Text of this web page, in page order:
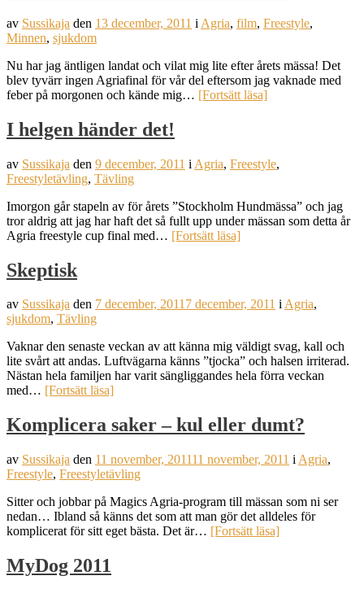
av Sussikaja den 13 december, 2011 i Agria, film, Freestyle,
Minnen, sjukdom
Nu har jag äntligen landat och vilat mig lite efter årets mässa! Det
blev tyvärr ingen Agriafinal för vår del eftersom jag vaknade med
feber på morgonen och kände mig… [Fortsätt läsa]
I helgen händer det!
av Sussikaja den 9 december, 2011 i Agria, Freestyle,
Freestyletävling, Tävling
Imorgon går stapeln av för årets ”Stockholm Hundmässa” och jag
tror aldrig att jag har haft det så fullt upp under mässan som detta år
Agria freestyle cup final med… [Fortsätt läsa]
Skeptisk
av Sussikaja den 7 december, 20117 december, 2011 iAgria,
sjukdom, Tävling
Vaknar den senaste veckan av att känna mig väldigt svag, kall och
lite svårt att andas. Luftvägarna känns ”tjocka” och halsen irriterad.
Nästan hela familjen har varit sängliggandes hela förra veckan
med… [Fortsätt läsa]
Komplicera saker – kul eller dumt?
av Sussikaja den 11 november, 201111 november, 2011 i Agria,
Freestyle, Freestyletävling
Sitter och jobbar på Magics Agria-program till mässan som ni ser
nedan… Ibland så känns det som att man gör det alldeles för
komplicerat för sitt eget bästa. Det är… [Fortsätt läsa]
MyDog 2011